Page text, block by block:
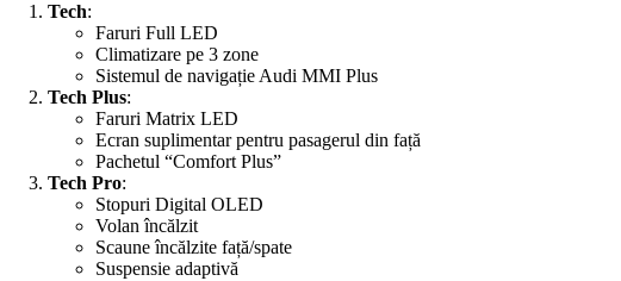
Tech:
Faruri Full LED
Climatizare pe 3 zone
Sistemul de navigație Audi MMI Plus
Tech Plus:
Faruri Matrix LED
Ecran suplimentar pentru pasagerul din față
Pachetul “Comfort Plus”
Tech Pro:
Stopuri Digital OLED
Volan încălzit
Scaune încălzite față/spate
Suspensie adaptivă